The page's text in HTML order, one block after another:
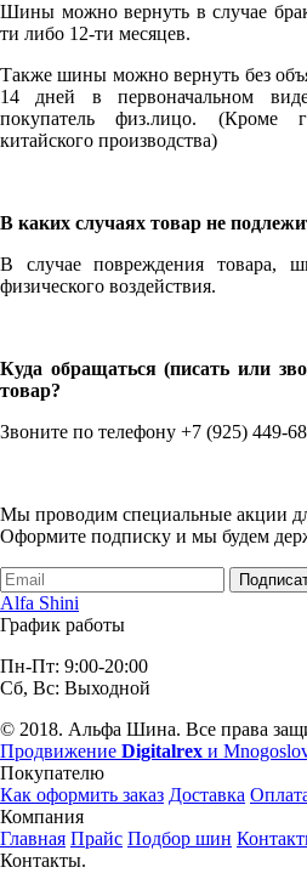
Шины можно вернуть в случае
ти либо 12-ти месяцев.
Также шины можно вернуть без
14 дней в первоначальном
покупатель физ.лицо.
китайского производства)
В каких случаях товар не
В случае повреждения товара,
физического воздействия.
Куда обращаться (писать или
товар?
Звоните по телефону +7 (925) 449-
Мы проводим специальные акции
Оформите подписку и мы будем
Alfa Shini
График работы
Пн-Пт: 9:00-20:00
Сб, Вс: Выходной
© 2018. Альфа Шина. Все права
Продвижение Digitalrex и
Покупателю
Как оформить заказ Доставка
Компания
Главная Прайс Подбор шин
Контакты.